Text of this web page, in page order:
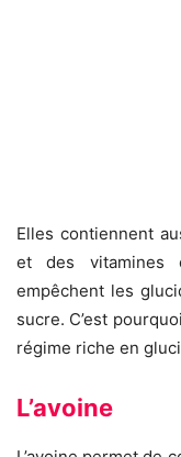
Elles contiennent
et des vitamines
empêchent les
sucre. C’est
régime riche en
L’avoine